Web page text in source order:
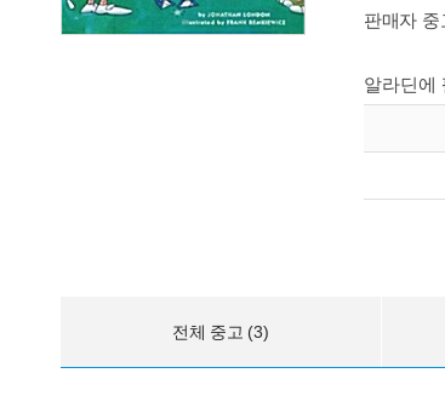
판매자 중
알라딘에
전체 중고 (3)